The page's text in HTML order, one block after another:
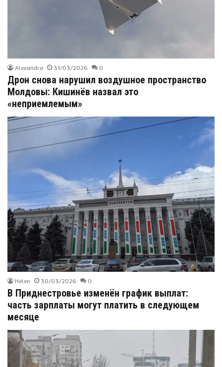
Alexandra 31/03/2026 0
Дрон снова нарушил воздушное пространство
Молдовы: Кишинёв назвал это
«неприемлемым»
Helen 30/03/2026 0
В Приднестровье изменён график выплат:
часть зарплаты могут платить в следующем
месяце